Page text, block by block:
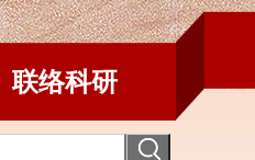
联络科研